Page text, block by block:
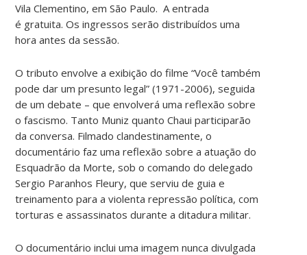
Vila Clementino, em São Paulo. A entrada
é gratuita. Os ingressos serão distribuídos uma
hora antes da sessão.
O tributo envolve a exibição do filme “Você também
pode dar um presunto legal” (1971-2006), seguida
de um debate – que envolverá uma reflexão sobre
o fascismo. Tanto Muniz quanto Chaui participarão
da conversa. Filmado clandestinamente, o
documentário faz uma reflexão sobre a atuação do
Esquadrão da Morte, sob o comando do delegado
Sergio Paranhos Fleury, que serviu de guia e
treinamento para a violenta repressão política, com
torturas e assassinatos durante a ditadura militar.
O documentário inclui uma imagem nunca divulgada